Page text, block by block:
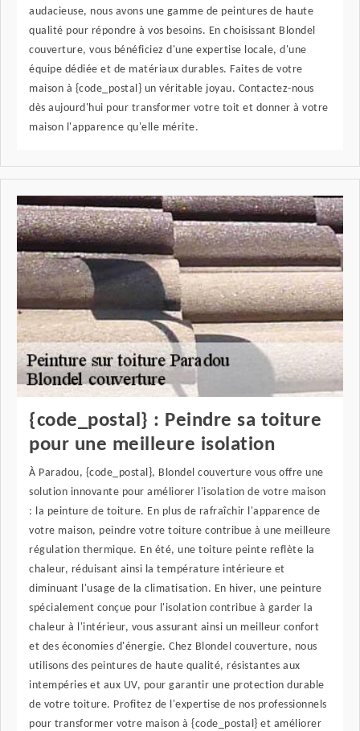
audacieuse, nous avons une gamme de peintures de haute
qualité pour répondre à vos besoins. En choisissant Blondel
couverture, vous bénéficiez d'une expertise locale, d'une
équipe dédiée et de matériaux durables. Faites de votre
maison à {code_postal} un véritable joyau. Contactez-nous
dès aujourd'hui pour transformer votre toit et donner à votre
maison l'apparence qu'elle mérite.
{code_postal} : Peindre sa toiture
pour une meilleure isolation
À Paradou, {code_postal}, Blondel couverture vous offre une
solution innovante pour améliorer l'isolation de votre maison
: la peinture de toiture. En plus de rafraîchir l'apparence de
votre maison, peindre votre toiture contribue à une meilleure
régulation thermique. En été, une toiture peinte reflète la
chaleur, réduisant ainsi la température intérieure et
diminuant l'usage de la climatisation. En hiver, une peinture
spécialement conçue pour l'isolation contribue à garder la
chaleur à l'intérieur, vous assurant ainsi un meilleur confort
et des économies d'énergie. Chez Blondel couverture, nous
utilisons des peintures de haute qualité, résistantes aux
intempéries et aux UV, pour garantir une protection durable
de votre toiture. Profitez de l'expertise de nos professionnels
pour transformer votre maison à {code_postal} et améliorer